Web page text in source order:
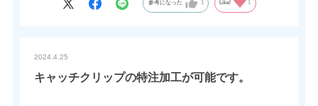
参考になった 1 Like! 1
2024.4.25
キャッチクリップの特注加工が可能です。